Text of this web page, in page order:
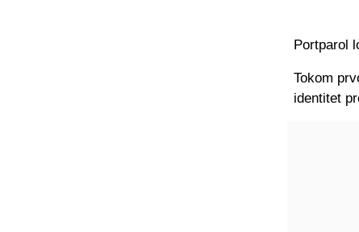
Portparol
Tokom
identitet